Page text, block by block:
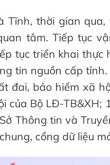
Tĩnh, thời gian
tâm. Tiếp tục
tục triển khai
tin nguồn cấp tỉnh.
đai, bảo hiểm xã
của Bộ LĐ-TB&XH;
Thông tin và
cổng dữ liệu